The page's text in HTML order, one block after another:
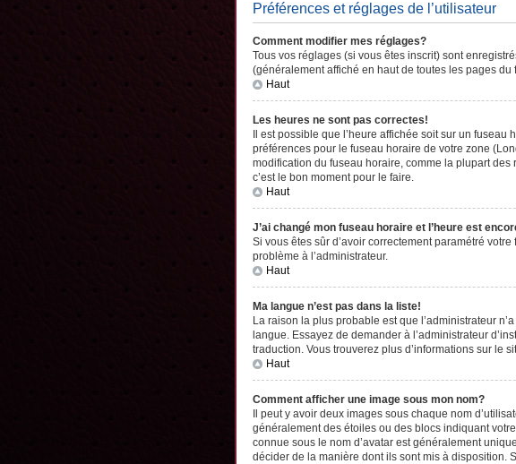
Préférences et réglages de l’utilisateur
Comment modifier mes réglages?
Tous vos réglages (si vous êtes inscrit) sont
(généralement affiché en haut de toutes les pages
Haut
Les heures ne sont pas correctes!
Il est possible que l’heure affichée soit sur un
préférences pour le fuseau horaire de votre zone
modification du fuseau horaire, comme la plupart des
c’est le bon moment pour le faire.
Haut
J’ai changé mon fuseau horaire et l’heure est
Si vous êtes sûr d’avoir correctement paramétré
problème à l’administrateur.
Haut
Ma langue n’est pas dans la liste!
La raison la plus probable est que l’administrateur
langue. Essayez de demander à l’administrateur
traduction. Vous trouverez plus d’informations sur le
Haut
Comment afficher une image sous mon nom?
Il peut y avoir deux images sous chaque nom
généralement des étoiles ou des blocs indiquant
connue sous le nom d’avatar est généralement
décider de la manière dont ils sont mis à disposition.